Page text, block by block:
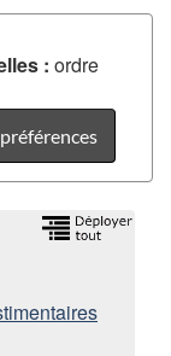
: ordre